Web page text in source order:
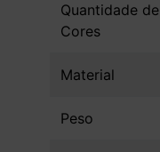
Quantidade de
Cores
Material
Peso